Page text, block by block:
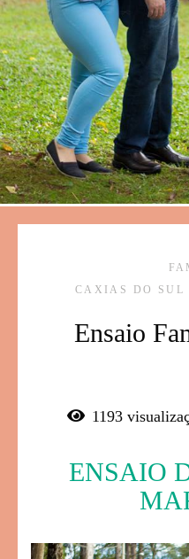
CAXIAS DO SUL
Ensaio
1193
ENSAIO